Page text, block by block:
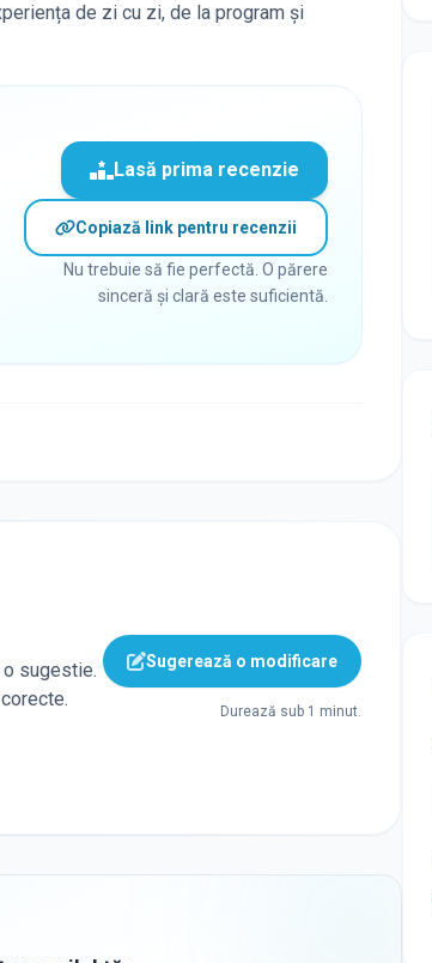
de zi cu zi, de la program și
Lasă prima recenzie
Copiază link pentru recenzii
Nu trebuie să fie perfectă. O părere
sinceră și clară este suficientă.
sugestie.
Sugerează o modificare
Durează sub 1 minut.